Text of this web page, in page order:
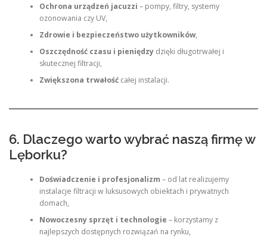
Ochrona urządzeń jacuzzi – pompy, filtry, systemy
ozonowania czy UV,
Zdrowie i bezpieczeństwo użytkowników,
Oszczędność czasu i pieniędzydzięki długotrwałej i
skutecznej filtracji,
Zwiększona trwałośćcałej instalacji.
6. Dlaczego warto wybrać naszą firmę w
Lęborku?
Doświadczenie i profesjonalizm – od lat realizujemy
instalacje filtracji w luksusowych obiektach i prywatnych
domach,
Nowoczesny sprzęt i technologie – korzystamy z
najlepszych dostępnych rozwiązań na rynku,